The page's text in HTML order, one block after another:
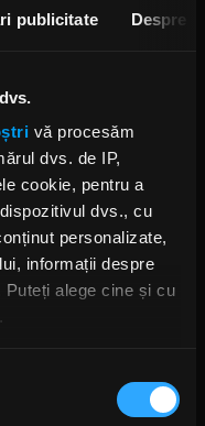
publicitate Despre
vă procesăm
dvs. de IP,
cookie, pentru a
dvs., cu
personalizate,
informații despre
alege cine și cu
la locația dvs.
Hrubaru
Lucian Boariu
Răzvan Exarhu